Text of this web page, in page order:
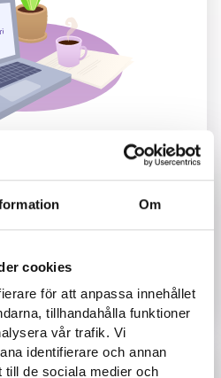
Om
cookies
för att anpassa innehållet
tillhandahålla funktioner
vår trafik. Vi
identifierare och annan
till de sociala medier och
medarbetare eller starta ett
sidan för situationsbaserad
som passar just din
för situationer